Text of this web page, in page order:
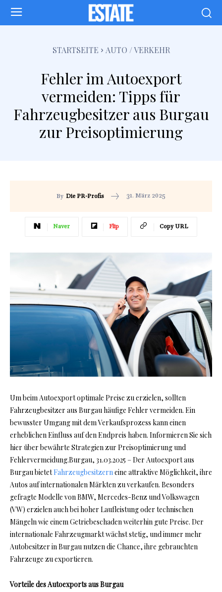
STARTSEITE AUTO / VERKEHR
Fehler im Autoexport
vermeiden: Tipps für
Fahrzeugbesitzer aus Burgau
zur Preisoptimierung
By Die PR-Profis 31. März 2025
Naver Flip Copy URL
Um beim Autoexport optimale Preise zu erzielen, sollten
Fahrzeugbesitzer aus Burgau häufige Fehler vermeiden. Ein
bewusster Umgang mit dem Verkaufsprozess kann einen
erheblichen Einfluss auf den Endpreis haben. Informieren Sie sich
hier über bewährte Strategien zur Preisoptimierung und
Fehlervermeidung.Burgau, 31.03.2025 – Der Autoexport aus
Burgau bietetFahrzeugbesitzerneine attraktive Möglichkeit, ihre
Autos auf internationalen Märkten zu verkaufen. Besonders
gefragte Modelle von BMW, Mercedes-Benz und Volkswagen
(VW) erzielen auch bei hoher Laufleistung oder technischen
Mängeln wie einem Getriebeschaden weiterhin gute Preise. Der
internationale Fahrzeugmarkt wächst stetig, und immer mehr
Autobesitzer in Burgau nutzen die Chance, ihre gebrauchten
Fahrzeuge zu exportieren.
Vorteile des Autoexports aus Burgau